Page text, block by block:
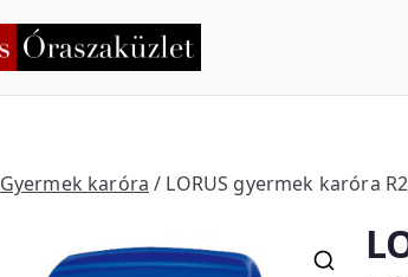
Tempus
Gyermek karóra / LORUS gyermek karóra